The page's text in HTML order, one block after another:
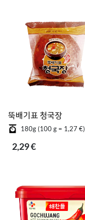
뚝배기표 청국장
180g (100 g = 1,27 €)
2,29 €